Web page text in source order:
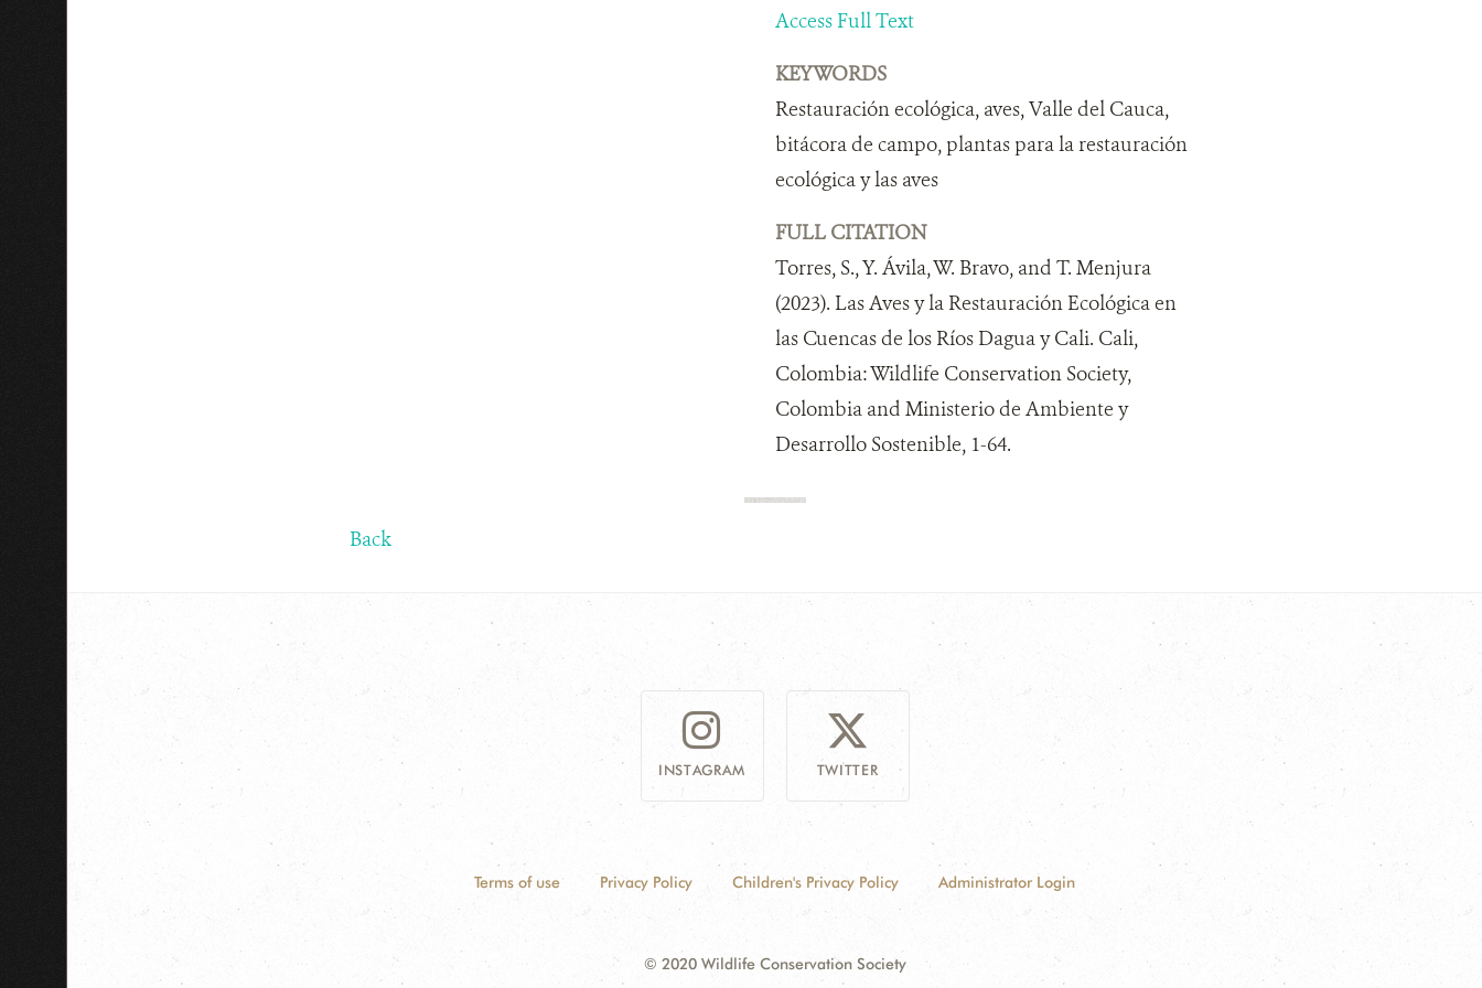
Access Full Text
KEYWORDS
Restauración ecológica, aves, Valle del Cauca,
bitácora de campo, plantas para la restauración
ecológica y las aves
FULL CITATION
Torres, S., Y. Ávila, W. Bravo, and T. Menjura
(2023). Las Aves y la Restauración Ecológica en
las Cuencas de los Ríos Dagua y Cali. Cali,
Colombia: Wildlife Conservation Society,
Colombia and Ministerio de Ambiente y
Desarrollo Sostenible, 1-64.
Back
INSTAGRAM TWITTER
Terms of use Privacy Policy Children's Privacy Policy Administrator Login
© 2020 Wildlife Conservation Society